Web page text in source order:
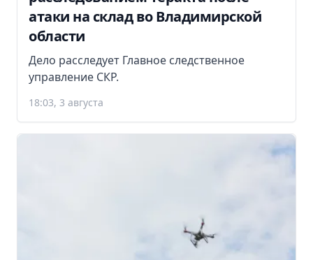
атаки на склад во Владимирской
области
Дело расследует Главное следственное
управление СКР.
18:03, 3 августа